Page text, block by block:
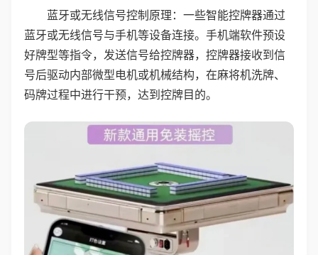
蓝牙或无线信号控制原理：一些智能控牌器通过
蓝牙或无线信号与手机等设备连接。手机端软件预设
好牌型等指令，发送信号给控牌器，控牌器接收到信
号后驱动内部微型电机或机械结构，在麻将机洗牌、
码牌过程中进行干预，达到控牌目的。